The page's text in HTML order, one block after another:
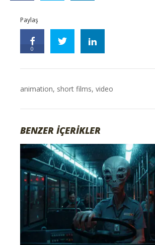
Paylaş
0
animation, short films,video
BENZER İÇERİKLER